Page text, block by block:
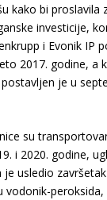
kako bi proslavila
investicije,
i Evonik IP
2017. godine, a
je u
su
i 2020. godine,
usledio
vodonik-peroksida,